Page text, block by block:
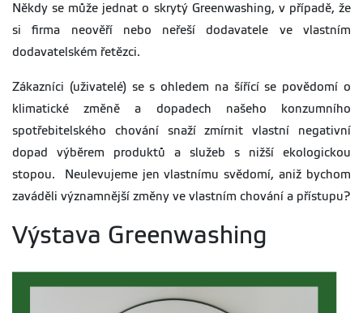
Někdy se může jednat o skrytý Greenwashing, v případě, že
si firma neověří nebo neřeší dodavatele ve vlastním
dodavatelském řetězci.
Zákazníci (uživatelé) se s ohledem na šířící se povědomí o
klimatické změně a dopadech našeho konzumního
spotřebitelského chování snaží zmírnit vlastní negativní
dopad výběrem produktů a služeb s nižší ekologickou
stopou. Neulevujeme jen vlastnímu svědomí, aniž bychom
zaváděli významnější změny ve vlastním chování a přístupu?
Výstava Greenwashing